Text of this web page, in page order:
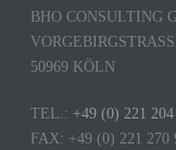
BHO CONSULTING
50969 KÖLN
TEL.: +49 (0) 221
FAX: +49 (0) 221 270